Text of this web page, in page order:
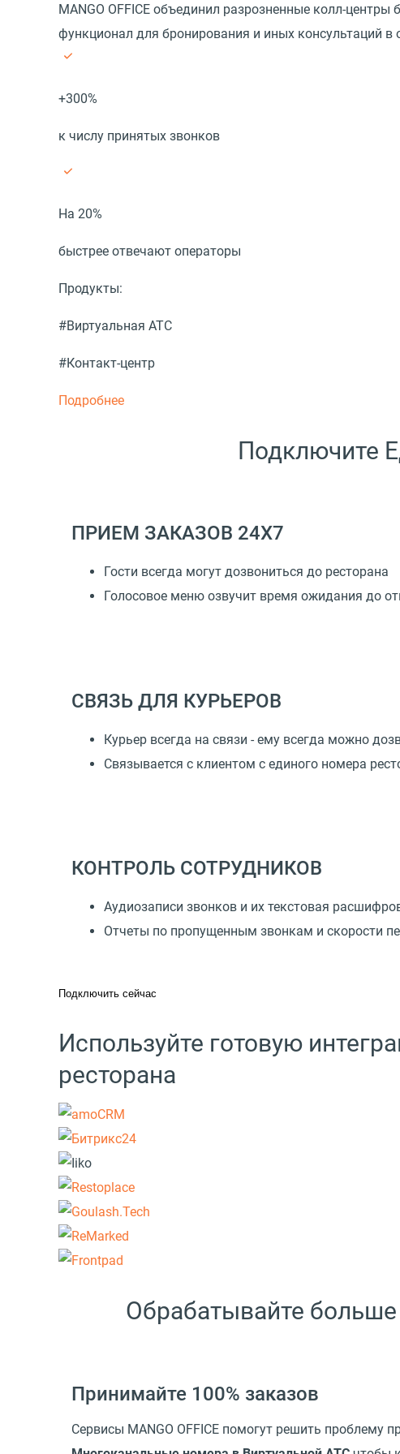
MANGO OFFICE объединил разрозненные колл-
функционал для бронирования и иных консультаций в
+300%
к числу принятых звонков
На 20%
быстрее отвечают операторы
Продукты:
#Виртуальная АТС
#Контакт-центр
Подробнее
Подключите
ПРИЕМ ЗАКАЗОВ 24Х7
Гости всегда могут дозвониться до ресторана
Голосовое меню озвучит время ожидания до
СВЯЗЬ ДЛЯ КУРЬЕРОВ
Курьер всегда на связи - ему всегда можно
Связывается с клиентом с единого номера
КОНТРОЛЬ СОТРУДНИКОВ
Аудиозаписи звонков и их текстовая
Отчеты по пропущенным звонкам и скорости
Подключить сейчас
Используйте готовую
ресторана
Обрабатывайте больше
Принимайте 100% заказов
Сервисы MANGO OFFICE помогут решить проблему